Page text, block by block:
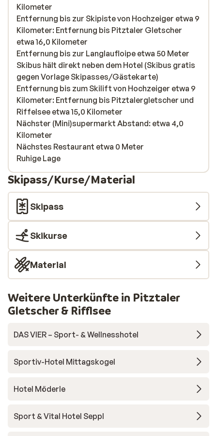
Kilometer
Entfernung bis zur Skipiste von Hochzeiger etwa 9
Kilometer: Entfernung bis Pitztaler Gletscher
etwa 16,0 Kilometer
Entfernung bis zur Langlaufloipe etwa 50 Meter
Skibus hält direkt neben dem Hotel (Skibus gratis
gegen Vorlage Skipasses/Gästekarte)
Entfernung bis zum Skilift von Hochzeiger etwa 9
Kilometer: Entfernung bis Pitztalergletscher und
Riffelsee etwa 15,0 Kilometer
Nächster (Mini)supermarkt Abstand: etwa 4,0
Kilometer
Nächstes Restaurant etwa 0 Meter
Ruhige Lage
Skipass/Kurse/Material
Skipass
Skikurse
Material
Weitere Unterkünfte in Pitztaler
Gletscher & Rifflsee
DAS VIER – Sport- & Wellnesshotel
Sportiv-Hotel Mittagskogel
Hotel Möderle
Sport & Vital Hotel Seppl